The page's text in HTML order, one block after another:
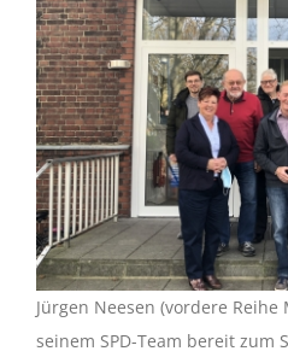
Jürgen Neesen (vordere
seinem SPD-Team bereit zum